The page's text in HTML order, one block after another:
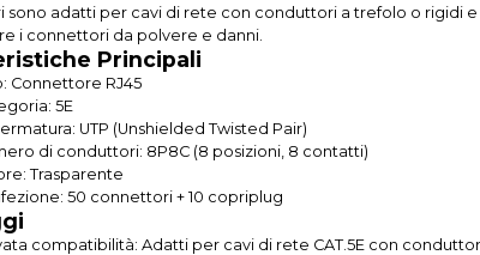
sono adatti per cavi di rete con conduttori a trefolo o rigidi
i connettori da polvere e danni.
Principali
Connettore RJ45
5E
UTP (Unshielded Twisted Pair)
di conduttori: 8P8C (8 posizioni, 8 contatti)
Trasparente
50 connettori + 10 copriplug
compatibilità: Adatti per cavi di rete CAT.5E con